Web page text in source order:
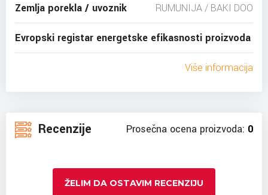
Zemlja porekla / uvoznik RUMUNIJA / BAKI DOO
Evropski registar energetske efikasnosti proizvoda
Više informacija
Recenzije Prosečna ocena proizvoda: 0
ŽELIM DA OSTAVIM RECENZIJU